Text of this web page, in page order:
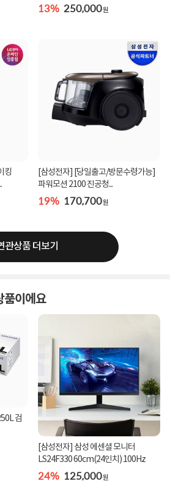
13% 250,000원
킹
[삼성전자] [당일출고/방문수령가능]
파워모션 2100 진공청...
19% 170,700원
관상품 더보기
품이에요
검
[삼성전자] 삼성 에센셜 모니터
LS24F330 60cm(24인치) 100Hz
24% 125,000원